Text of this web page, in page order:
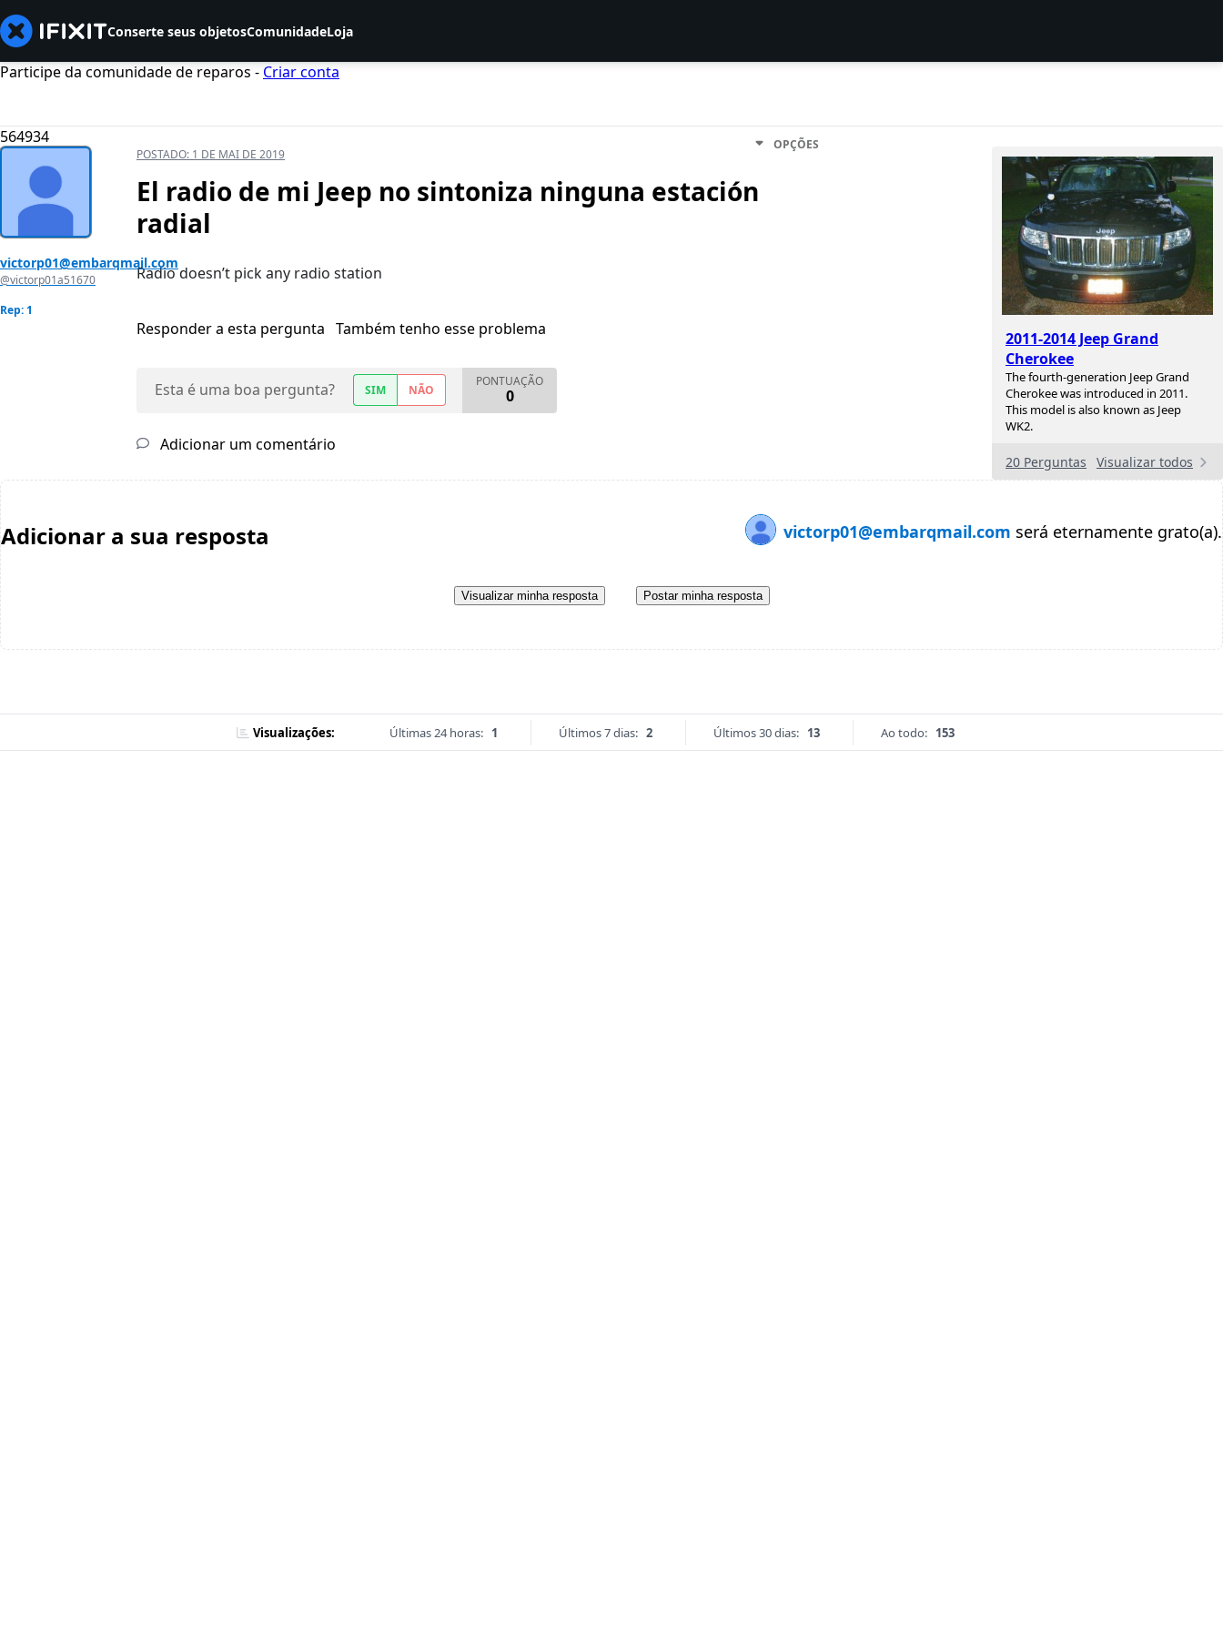
Conserte seus objetosComunidadeLoja
Participe da comunidade de reparos - Criar conta
564934
2011-2014 Jeep Grand
Cherokee
The fourth-generation Jeep Grand
Cherokee was introduced in 2011.
This model is also known as Jeep
WK2.
20 Perguntas Visualizar todos
victorp01@embarqmail.com
@victorp01a51670
Rep: 1
POSTADO: 1 DE MAI DE 2019
OPÇÕES
El radio de mi Jeep no sintoniza ninguna estación
radial
Radio doesn’t pick any radio station
Responder a esta pergunta Também tenho esse problema
Esta é uma boa pergunta? SIM NÃO
PONTUAÇÃO
0
Adicionar um comentário
Adicionar a sua resposta victorp01@embarqmail.com será eternamente grato(a).
Visualizar minha resposta Postar minha resposta
Visualizações: Últimas 24 horas: 1 Últimos 7 dias: 2 Últimos 30 dias: 13 Ao todo: 153